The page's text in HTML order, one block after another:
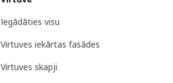
Iegādāties visu
Virtuves iekārtas fasādes
Virtuves skapji